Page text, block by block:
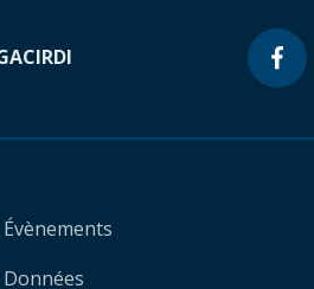
CIRDI
Évènements
Données